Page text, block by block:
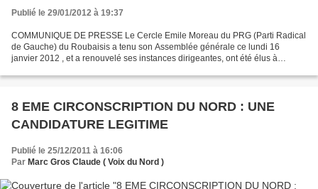
Publié le 29/01/2012 à 19:37
COMMUNIQUE DE PRESSE Le Cercle Emile Moreau du PRG (Parti Radical
de Gauche) du Roubaisis a tenu son Assemblée générale ce lundi 16
janvier 2012 , et a renouvelé ses instances dirigeantes, ont été élus à
8 EME CIRCONSCRIPTION DU NORD : UNE
CANDIDATURE LEGITIME
Publié le 25/12/2011 à 16:06
Par Marc Gros Claude ( Voix du Nord )